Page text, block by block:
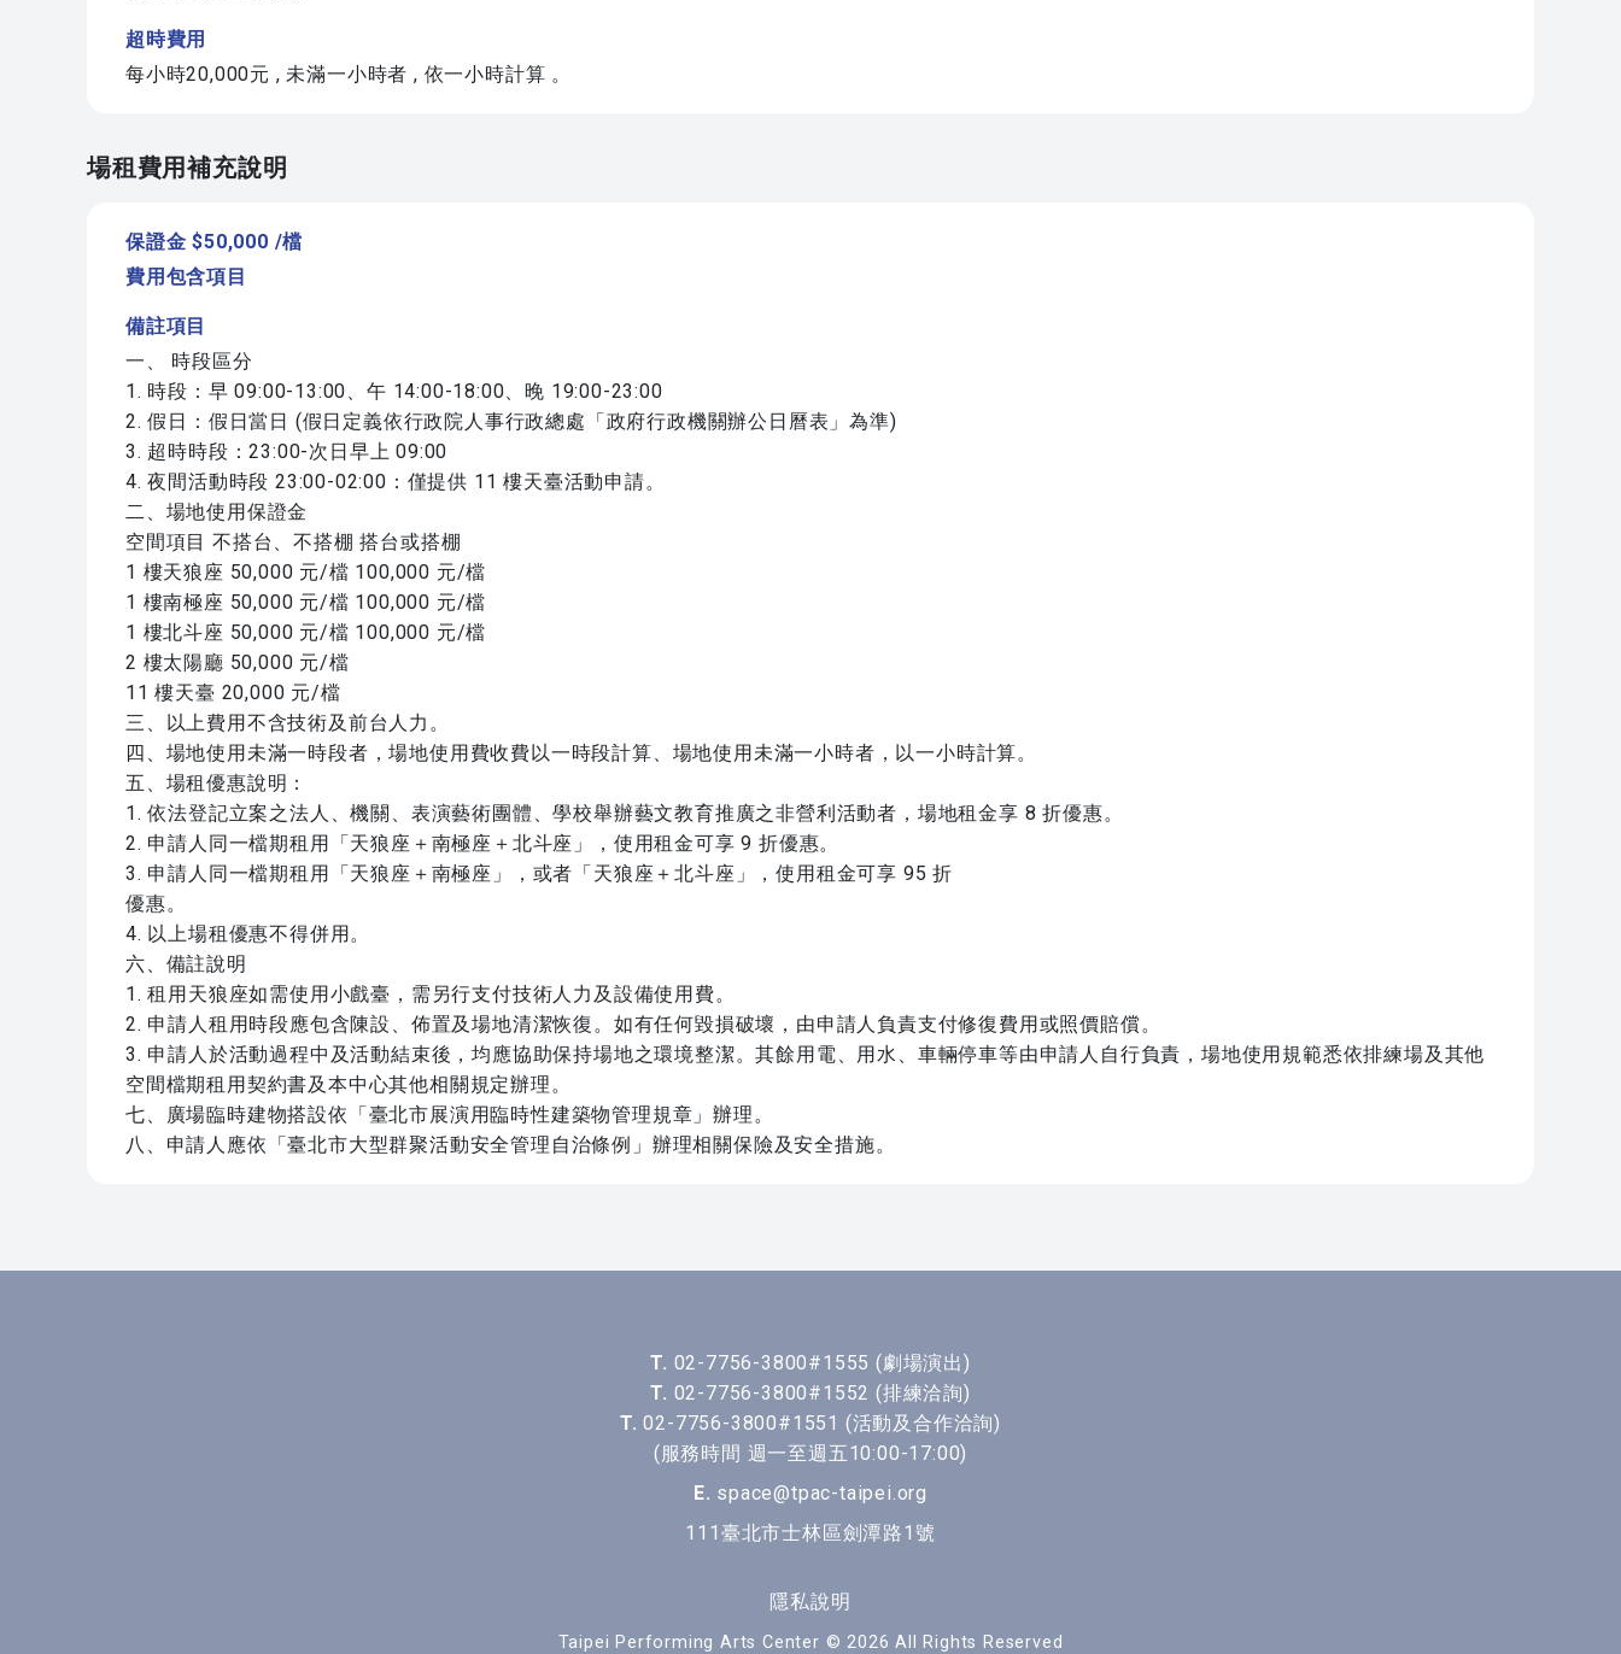
超時費用
每小時20,000元 , 未滿一小時者 , 依一小時計算 。
場租費用補充說明
保證金 $50,000 /檔
費用包含項目
備註項目
一、 時段區分
1. 時段：早 09:00-13:00、午 14:00-18:00、晚 19:00-23:00
2. 假日：假日當日 (假日定義依行政院人事行政總處「政府行政機關辦公日曆表」為準)
3. 超時時段：23:00-次日早上 09:00
4. 夜間活動時段 23:00-02:00：僅提供 11 樓天臺活動申請。
二、場地使用保證金
空間項目 不搭台、不搭棚 搭台或搭棚
1 樓天狼座 50,000 元/檔 100,000 元/檔
1 樓南極座 50,000 元/檔 100,000 元/檔
1 樓北斗座 50,000 元/檔 100,000 元/檔
2 樓太陽廳 50,000 元/檔
11 樓天臺 20,000 元/檔
三、以上費用不含技術及前台人力。
四、場地使用未滿一時段者，場地使用費收費以一時段計算、場地使用未滿一小時者，以一小時計算。
五、場租優惠說明：
1. 依法登記立案之法人、機關、表演藝術團體、學校舉辦藝文教育推廣之非營利活動者，場地租金享 8 折優惠。
2. 申請人同一檔期租用「天狼座＋南極座＋北斗座」，使用租金可享 9 折優惠。
3. 申請人同一檔期租用「天狼座＋南極座」，或者「天狼座＋北斗座」，使用租金可享 95 折
優惠。
4. 以上場租優惠不得併用。
六、備註說明
1. 租用天狼座如需使用小戲臺，需另行支付技術人力及設備使用費。
2. 申請人租用時段應包含陳設、佈置及場地清潔恢復。如有任何毀損破壞，由申請人負責支付修復費用或照價賠償。
3. 申請人於活動過程中及活動結束後，均應協助保持場地之環境整潔。其餘用電、用水、車輛停車等由申請人自行負責，場地使用規範悉依排練場及其他
空間檔期租用契約書及本中心其他相關規定辦理。
七、廣場臨時建物搭設依「臺北市展演用臨時性建築物管理規章」辦理。
八、申請人應依「臺北市大型群聚活動安全管理自治條例」辦理相關保險及安全措施。
T. 02-7756-3800#1555 (劇場演出)
T. 02-7756-3800#1552 (排練洽詢)
T. 02-7756-3800#1551 (活動及合作洽詢)
(服務時間 週一至週五10:00-17:00)
E. space@tpac-taipei.org
111臺北市士林區劍潭路1號
隱私說明
Taipei Performing Arts Center © 2026 All Rights Reserved